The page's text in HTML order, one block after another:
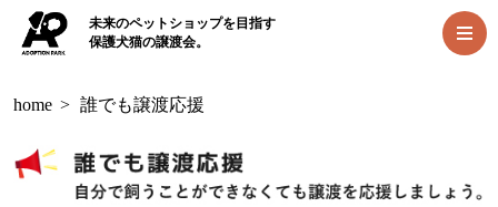
未来のペットショップを目指す
保護犬猫の譲渡会。
home > 誰でも譲渡応援